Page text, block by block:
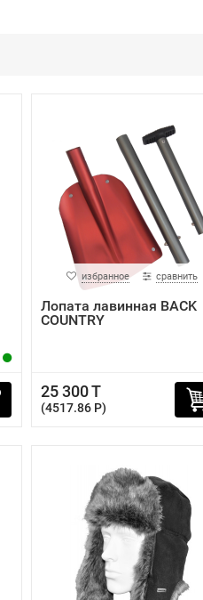
избранное сравнить
Лопата лавинная BACK
COUNTRY
25 300 T
(4517.86 P)